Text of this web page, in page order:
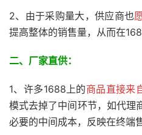
2、由于采购量大，供应商也
提高整体的销售量，从而在
二、厂家直供：
1、许多1688上的商品直接来
模式去掉了中间环节，如代理
必要的中间成本，反映在终端